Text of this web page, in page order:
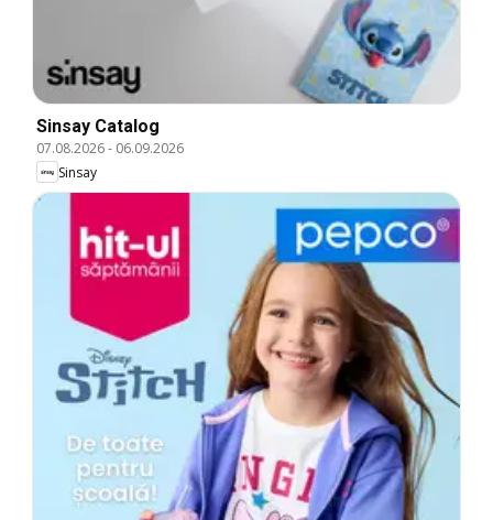
Sinsay Catalog
07.08.2026- 06.09.2026
Sinsay